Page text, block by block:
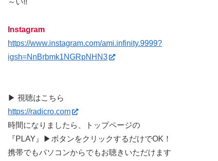
～い!!
Instagram
https://www.instagram.com/ami.infinity.9999?
igsh=NnBrbmk1NGRpNHN3
▶ 視聴はこちら
https://radicro.com
時間になりましたら、トップページの
『PLAY』▶ボタンをクリックするだけでOK！
携帯でもパソコンからでもお聴きいただけます